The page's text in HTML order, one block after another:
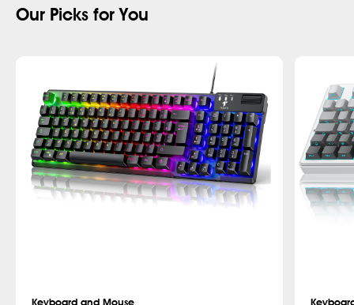
Our Picks for You
Keyboard and Mouse
New